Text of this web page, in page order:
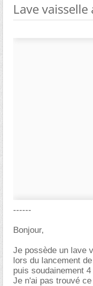
Lave
------
Bonjour,
Je possède un lave
lors du lancement
puis soudainement
Je n'ai pas trouvé